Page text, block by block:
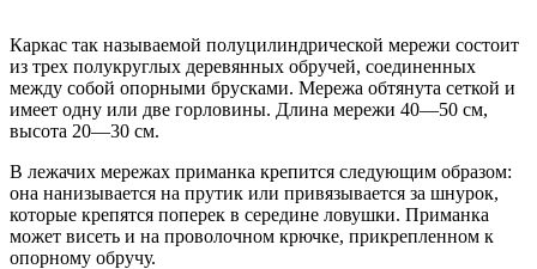
Каркас так называемой полуцилиндрической мережи состоит
из трех полукруглых деревянных обручей, соединенных
между собой опорными брусками. Мережа обтянута сеткой и
имеет одну или две горловины. Длина мережи 40—50 см,
высота 20—30 см.
В лежачих мережах приманка крепится следующим образом:
она нанизывается на прутик или привязывается за шнурок,
которые крепятся поперек в середине ловушки. Приманка
может висеть и на проволочном крючке, прикрепленном к
опорному обручу.